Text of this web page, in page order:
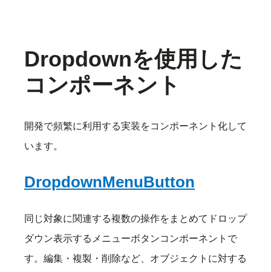
Dropdownを使用した
コンポーネント
開発で頻繁に利用する実装をコンポーネント化して
います。
DropdownMenuButton
同じ対象に関連する複数の操作をまとめてドロップ
ダウン表示するメニューボタンコンポーネントで
す。編集・複製・削除など、オブジェクトに対する